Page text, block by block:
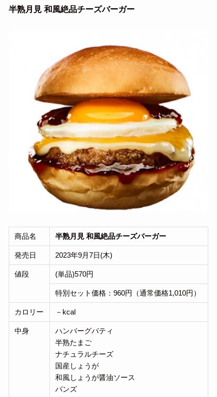
半熟月見 和風絶品チーズバーガー
商品名 半熟月見 和風絶品チーズバーガー
発売日 2023年9月7日(木)
値段 (単品)570円
特別セット価格：960円（通常価格1,010円）
カロリー －kcal
中身
ハンバーグパティ
半熟たまご
ナチュラルチーズ
国産しょうが
和風しょうが醤油ソース
バンズ